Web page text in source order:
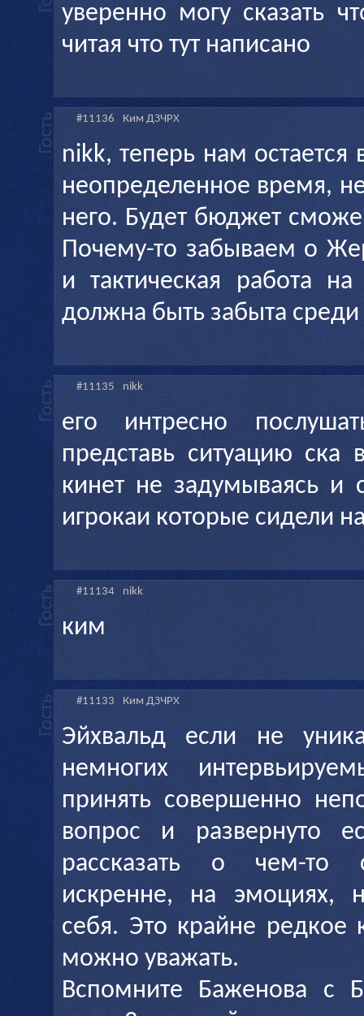
уверенно могу сказать
читая что тут написано
#11136 Ким ДЗЧРХ
nikk, теперь нам остается
неопределенное время,
него. Будет бюджет
Почему-то забываем о
и тактическая работа
должна быть забыта
#11135 nikk
его интресно
представь ситуацию
кинет не задумываясь и
игрокаи которые сидели
#11134 nikk
ким
#11133 Ким ДЗЧРХ
Эйхвальд если не
немногих
принять совершенно
вопрос и развернуто
рассказать о чем-то
искренне, на эмоциях,
себя. Это крайне редкое
можно уважать.
Вспомните Баженова с